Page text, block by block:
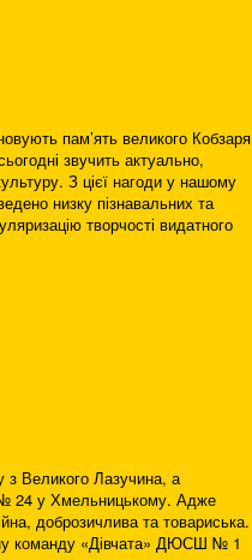
пам’ять великого Кобзаря
звучить актуально,
З цієї нагоди у нашому
низку пізнавальних та
творчості видатного
з Великого Лазучина, а
№ 24 у Хмельницькому. Адже
доброзичлива та товариська.
команду «Дівчата» ДЮСШ № 1